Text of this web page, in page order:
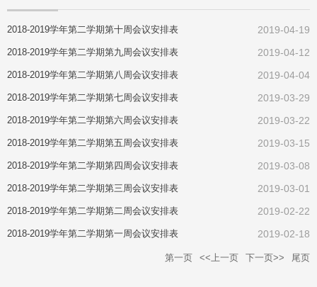
2018-2019学年第二学期第十周会议安排表 2019-04-19
2018-2019学年第二学期第九周会议安排表 2019-04-12
2018-2019学年第二学期第八周会议安排表 2019-04-04
2018-2019学年第二学期第七周会议安排表 2019-03-29
2018-2019学年第二学期第六周会议安排表 2019-03-22
2018-2019学年第二学期第五周会议安排表 2019-03-15
2018-2019学年第二学期第四周会议安排表 2019-03-08
2018-2019学年第二学期第三周会议安排表 2019-03-01
2018-2019学年第二学期第二周会议安排表 2019-02-22
2018-2019学年第二学期第一周会议安排表 2019-02-18
第一页 <<上一页 下一页>> 尾页